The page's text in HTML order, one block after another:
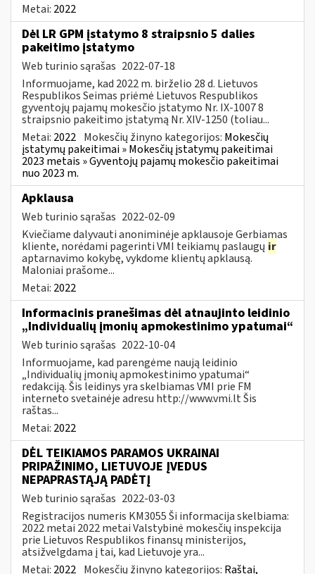
Metai: 2022
Dėl LR GPM įstatymo 8 straipsnio 5 dalies
pakeitimo įstatymo
Web turinio sąrašas 2022-07-18
Informuojame, kad 2022 m. birželio 28 d. Lietuvos
Respublikos Seimas priėmė Lietuvos Respublikos
gyventojų pajamų mokesčio įstatymo Nr. IX-1007 8
straipsnio pakeitimo įstatymą Nr. XIV-1250 (toliau...
Metai: 2022 Mokesčių žinyno kategorijos: Mokesčių
įstatymų pakeitimai » Mokesčių įstatymų pakeitimai
2023 metais » Gyventojų pajamų mokesčio pakeitimai
nuo 2023 m.
Apklausa
Web turinio sąrašas 2022-02-09
Kviečiame dalyvauti anoniminėje apklausoje Gerbiamas
kliente, norėdami pagerinti VMI teikiamų paslaugų ir
aptarnavimo kokybę, vykdome klientų apklausą.
Maloniai prašome...
Metai: 2022
Informacinis pranešimas dėl atnaujinto leidinio
„Individualių įmonių apmokestinimo ypatumai“
Web turinio sąrašas 2022-10-04
Informuojame, kad parengėme naują leidinio
„Individualių įmonių apmokestinimo ypatumai“
redakciją. Šis leidinys yra skelbiamas VMI prie FM
interneto svetainėje adresu http://www.vmi.lt Šis
raštas...
Metai: 2022
DĖL TEIKIAMOS PARAMOS UKRAINAI
PRIPAŽINIMO, LIETUVOJE ĮVEDUS
NEPAPRASTĄJĄ PADĖTĮ
Web turinio sąrašas 2022-03-03
Registracijos numeris KM3055 Ši informacija skelbiama:
2022 metai 2022 metai Valstybinė mokesčių inspekcija
prie Lietuvos Respublikos finansų ministerijos,
atsižvelgdama į tai, kad Lietuvoje yra...
Metai: 2022 Mokesčių žinyno kategorijos: Raštai,